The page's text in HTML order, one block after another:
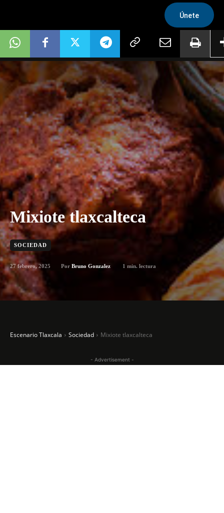
Únete
Mixiote tlaxcalteca
SOCIEDAD
27 febrero, 2025 Por Bruno Gonzalez 1 min. lectura
Escenario Tlaxcala Sociedad Mixiote tlaxcalteca
- Advertisement -